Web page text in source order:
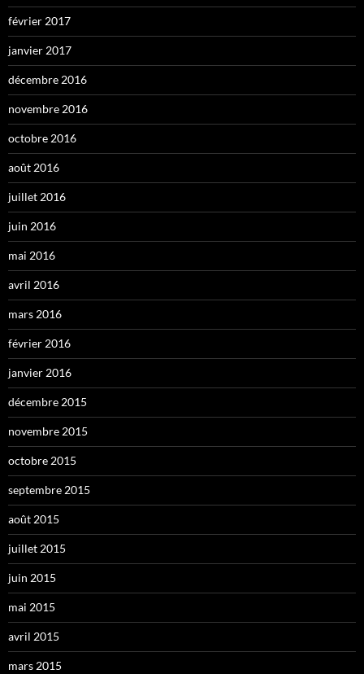
février 2017
janvier 2017
décembre 2016
novembre 2016
octobre 2016
août 2016
juillet 2016
juin 2016
mai 2016
avril 2016
mars 2016
février 2016
janvier 2016
décembre 2015
novembre 2015
octobre 2015
septembre 2015
août 2015
juillet 2015
juin 2015
mai 2015
avril 2015
mars 2015